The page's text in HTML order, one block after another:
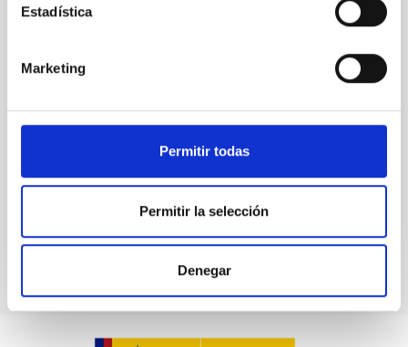
Estadística
Marketing
Permitir todas
Permitir la selección
Denegar
Understanding AGN jets through the
variability
persistent sources in the universe. A minority of AGN